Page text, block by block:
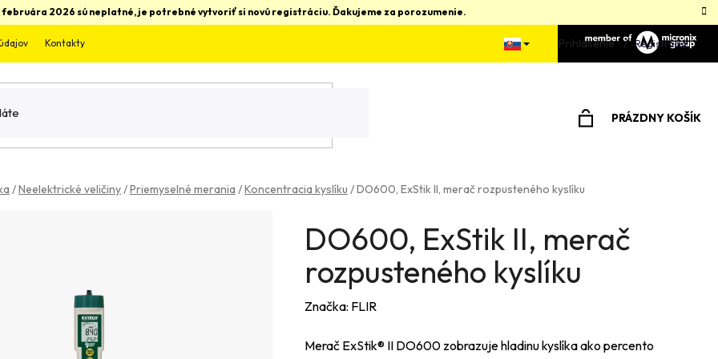
2026 sú neplatné, je potrebné vytvoriť si novú registráciu. Ďakujeme za porozumenie.
Kontakty Prihlásenie Registrácia
PRÁZDNY KOŠÍK
/Neelektrické veličiny/Priemyselné merania /Koncentracia kyslíku /DO600, ExStik II, merač rozpusteného kyslíku
DO600, ExStik II, merač
rozpusteného kyslíku
Značka: FLIR
Merač ExStik® II DO600 zobrazuje hladinu kyslíka ako percento